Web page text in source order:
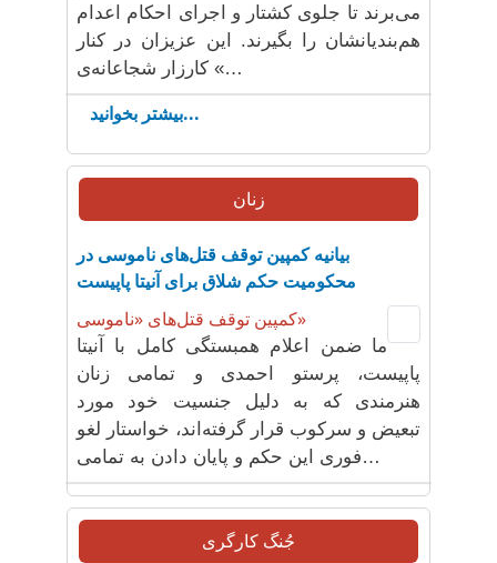
می‌برند تا جلوی کشتار و اجرای احکام اعدام
هم‌بندیانشان را بگیرند. این عزیزان در کنار
کارزار شجاعانه‌ی «…
بیشتر بخوانید...
زنان
بیانیه کمپین توقف قتل‌های ناموسی در
محکومیت حکم شلاق برای آنیتا پاپیست
کمپین توقف قتل‌های «ناموسی»
ما ضمن اعلام همبستگی کامل با آنیتا
پاپیست، پرستو احمدی و تمامی زنان
هنرمندی که به دلیل جنسیت خود مورد
تبعیض و سرکوب قرار گرفته‌اند، خواستار لغو
فوری این حکم و پایان دادن به تمامی…
جُنگ کارگری